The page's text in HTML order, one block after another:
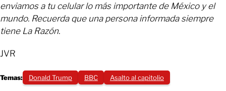
enviamos a tu celular lo más importante de México y el
mundo. Recuerda que una persona informada siempre
tiene La Razón.
JVR
Temas: Donald Trump BBC Asalto al capitolio